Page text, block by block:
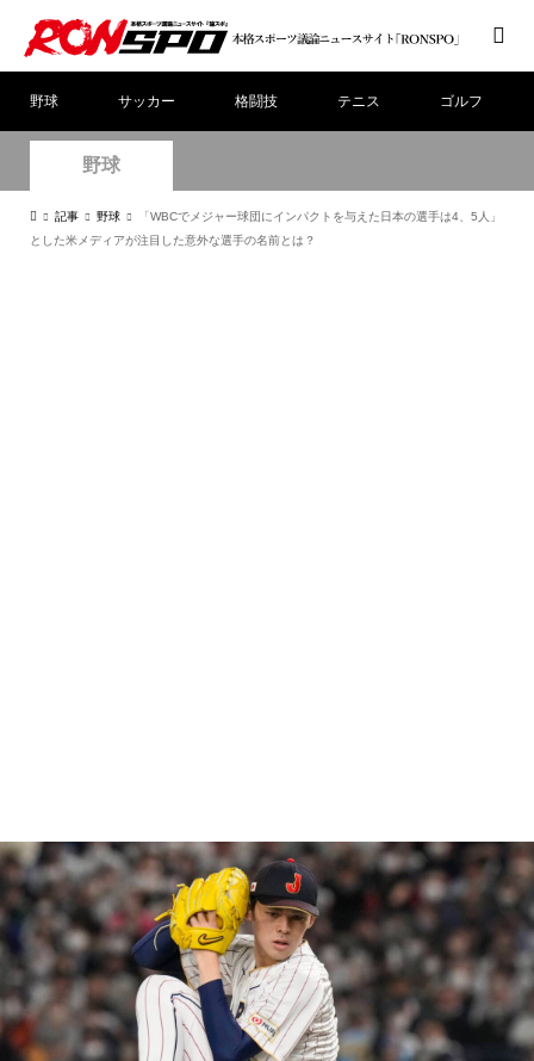
野球 サッカー 格闘技 テニス ゴルフ
野球
記事 野球
「WBCでメジャー球団にインパクトを与えた日本の選手は4、5人」
とした米メディアが注目した意外な選手の名前とは？